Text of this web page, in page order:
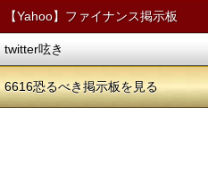
【Yahoo】ファイナンス掲示板
twitter呟き
6616恐るべき掲示板を見る